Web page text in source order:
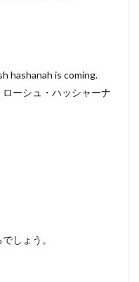
hashanah is coming.
ーシュ・ハッシャーナ
しょう。